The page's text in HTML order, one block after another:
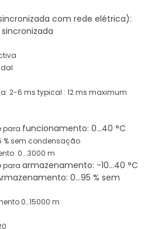
com rede elétrica):
2-6 ms typical : 12 ms maximum
para funcionamento: 0…40 °C
% sem condensação
0...3000 m
para armazenamento: -10…40 °C
0…95 % sem
0…15000 m